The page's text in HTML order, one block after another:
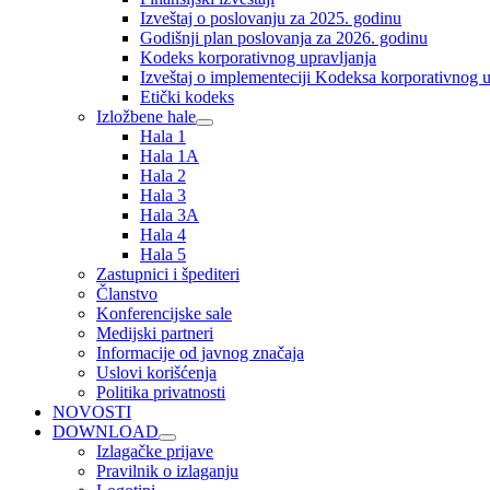
Izveštaj o poslovanju za 2025. godinu
Godišnji plan poslovanja za 2026. godinu
Kodeks korporativnog upravljanja
Izveštaj o implementeciji Kodeksa korporativnog
Etički kodeks
Izložbene hale
Hala 1
Hala 1A
Hala 2
Hala 3
Hala 3A
Hala 4
Hala 5
Zastupnici i špediteri
Članstvo
Konferencijske sale
Medijski partneri
Informacije od javnog značaja
Uslovi korišćenja
Politika privatnosti
NOVOSTI
DOWNLOAD
Izlagačke prijave
Pravilnik o izlaganju